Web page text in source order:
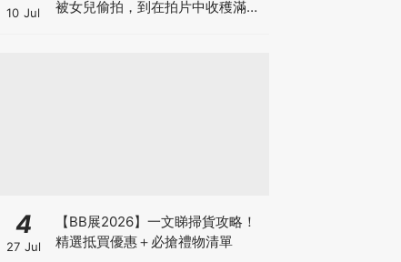
10 Jul
被女兒偷拍，到在拍片中收穫滿足
4
27 Jul
【BB展2026】一文睇掃貨攻略！
精選抵買優惠＋必搶禮物清單